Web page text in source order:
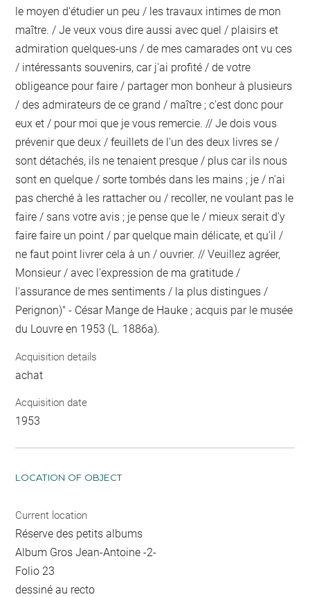
le moyen d'étudier un peu / les travaux intimes de mon
maître. / Je veux vous dire aussi avec quel / plaisirs et
admiration quelques-uns / de mes camarades ont vu ces
/ intéressants souvenirs, car j'ai profité / de votre
obligeance pour faire / partager mon bonheur à plusieurs
/ des admirateurs de ce grand / maître ; c'est donc pour
eux et / pour moi que je vous remercie. // Je dois vous
prévenir que deux / feuillets de l'un des deux livres se /
sont détachés, ils ne tenaient presque / plus car ils nous
sont en quelque / sorte tombés dans les mains ; je / n'ai
pas cherché à les rattacher ou / recoller, ne voulant pas le
faire / sans votre avis ; je pense que le / mieux serait d'y
faire faire un point / par quelque main délicate, et qu'il /
ne faut point livrer cela à un / ouvrier. // Veuillez agréer,
Monsieur / avec l'expression de ma gratitude /
l'assurance de mes sentiments / la plus distingues /
Perignon)" - César Mange de Hauke ; acquis par le musée
du Louvre en 1953 (L. 1886a).
Acquisition details
achat
Acquisition date
1953
LOCATION OF OBJECT
Current location
Réserve des petits albums
Album Gros Jean-Antoine -2-
Folio 23
dessiné au recto